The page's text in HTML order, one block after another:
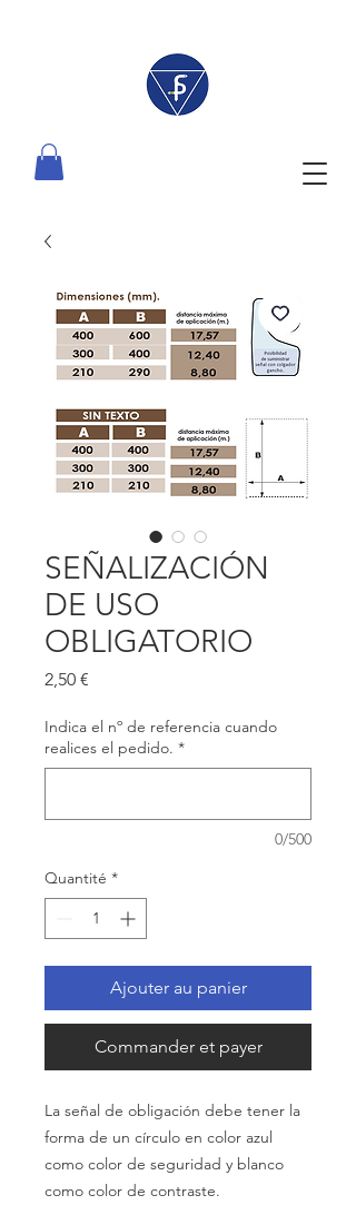
SEÑALIZACIÓN
DE USO
OBLIGATORIO
2,50 €
Indica el nº de referencia cuando
realices el pedido. *
0/500
Quantité *
Ajouter au panier
Commander et payer
La señal de obligación debe tener la
forma de un círculo en color azul
como color de seguridad y blanco
como color de contraste.